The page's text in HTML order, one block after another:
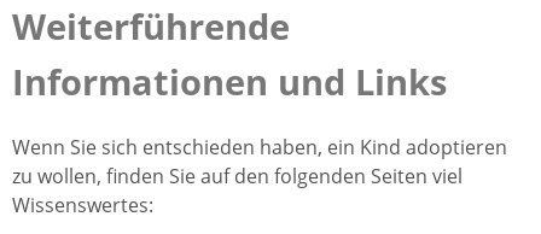
Weiterführende
Informationen und Links
Wenn Sie sich entschieden haben, ein Kind adoptieren
zu wollen, finden Sie auf den folgenden Seiten viel
Wissenswertes: